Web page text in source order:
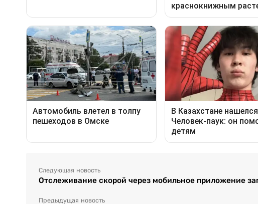
Следующая новость
Отслеживание скорой через мобильное приложение
Предыдущая новость